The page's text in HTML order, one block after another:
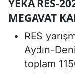
YEKA RES-
MEGAVAT
RES
Aydın-
toplam